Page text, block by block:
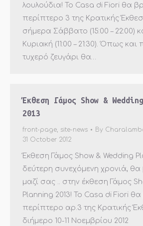
λουλούδια! Το Casa di Fiori θα
περίπτερο 3 της Κρατικής
σήμερα Σάββατο (15:00 – 22:00)
Κυριακή (11:00 – 21:30). Όπως και
τυχερό ζευγάρι θα…
Έκθεση Γάμος Show &
2013
front-page, site-news By
31 October 2012
Έκθεση Γάμος Show & Wedding
δεύτερη συνεχόμενη χρονιά,
μαζί σας .. στην έκθεση Γάμος
Planning 2013! Το Casa di Fiori θα
περίπτερο αρ.3 της Κρατικής
διήμερο 10-11 Νοεμβρίου 2012